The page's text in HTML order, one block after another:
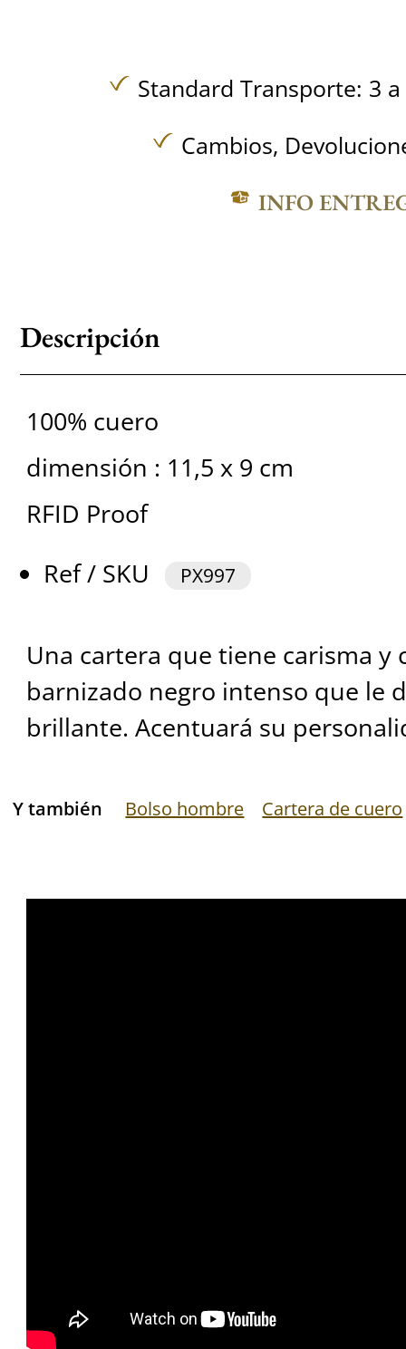
Standard Transporte: 3
Cambios,
INFO
Descripción
100% cuero
dimensión : 11,5 x 9 cm
RFID Proof
Ref / SKU
PX997
Una cartera que tiene carisma y
barnizado negro intenso que le
brillante. Acentuará su
Y también Bolso hombre Cartera de cuero